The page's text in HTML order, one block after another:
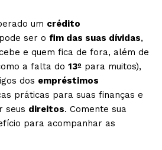
um crédito
ser o fim das suas dívidas,
e quem fica de fora, além de
a falta do 13º para muitos),
dos empréstimos
práticas para suas finanças e
seus direitos. Comente sua
para acompanhar as